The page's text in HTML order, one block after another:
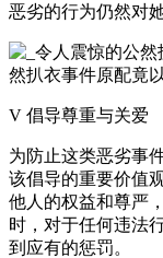
恶劣的行为仍然对
V 倡导尊重与关爱
为防止这类恶劣事
该倡导的重要价值
他人的权益和尊严
时，对于任何违法
到应有的惩罚。